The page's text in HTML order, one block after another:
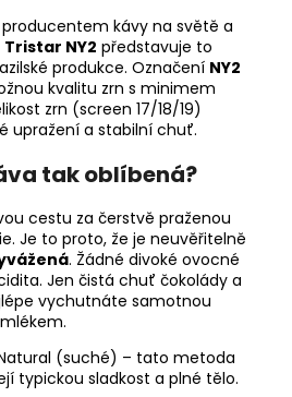
kávy na světě a
Tristar NY2 představuje to
produkce. Označení NY2
kvalitu zrn s minimem
zrn (screen 17/18/19)
upražení a stabilní chuť.
tak oblíbená?
cestu za čerstvě praženou
Je to proto, že je neuvěřitelně
. Žádné divoké ovocné
Jen čistá chuť čokolády a
vychutnáte samotnou
(suché) – tato metoda
typickou sladkost a plné tělo.